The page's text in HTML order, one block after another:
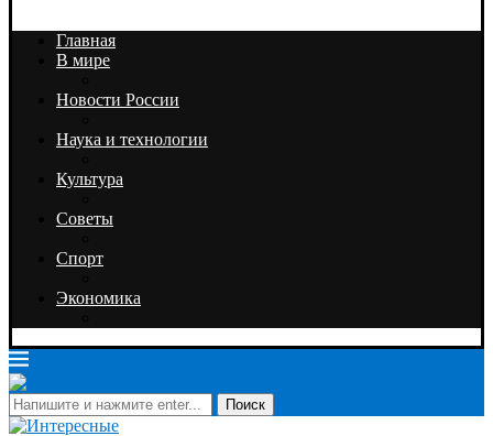
Главная
В мире
Новости России
Наука и технологии
Культура
Советы
Спорт
Экономика
Поиск